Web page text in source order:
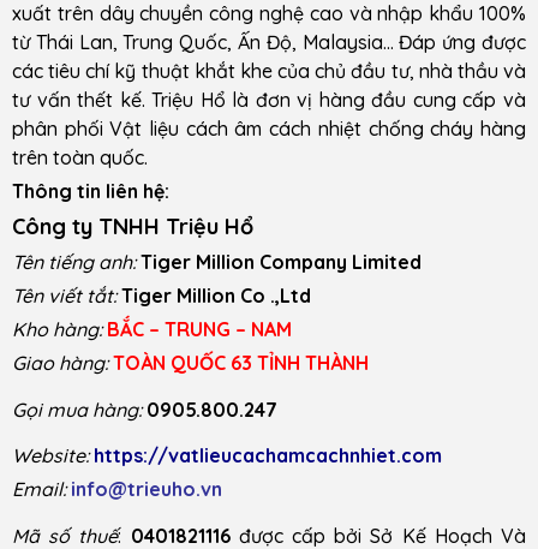
xuất trên dây chuyền công nghệ cao và nhập khẩu 100%
từ Thái Lan, Trung Quốc, Ấn Độ, Malaysia… Đáp ứng được
các tiêu chí kỹ thuật khắt khe của chủ đầu tư, nhà thầu và
tư vấn thết kế. Triệu Hổ là đơn vị hàng đầu cung cấp và
phân phối Vật liệu cách âm cách nhiệt chống cháy hàng
trên toàn quốc.
Thông tin liên hệ:
Công ty TNHH Triệu Hổ
Tên tiếng anh: Tiger Million Company Limited
Tên viết tắt: Tiger Million Co .,Ltd
Kho hàng: BẮC – TRUNG – NAM
Giao hàng: TOÀN QUỐC 63 TỈNH THÀNH
Gọi mua hàng: 0905.800.247
Website: https://vatlieucachamcachnhiet.com
Email: info@trieuho.vn
Mã số thuế: 0401821116được cấp bởi Sở Kế Hoạch Và